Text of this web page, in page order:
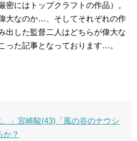
密にはトップクラフトの作品）。
大なのか…、そしてそれぞれの作
出した監督二人はどちらが偉大な
った記事となっております…。
」宮崎駿(43)「風の谷のナウシ
か？